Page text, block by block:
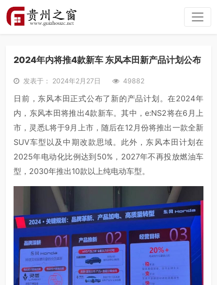
2024年内将推4款新车 东风本田新产品计划公布
发表于： 2024年2月27日 49882
日前，东风本田正式公布了新的产品计划。在2024年
内，东风本田将推出4款新车。其中，e:NS2将在6月上
市，灵悉L将于9月上市，随后在12月份将推出一款全新
SUV车型以及中期改款思域。此外，东风本田计划在
2025年电动化比例达到50%，2027年不再投放燃油车
型，2030年推出10款以上纯电动车型。